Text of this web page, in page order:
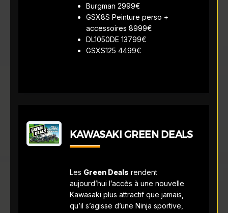
Burgman 2999€
GSX8S Peinture perso +
accessoires 8999€
DL1050DE 13799€
GSXS125 4499€
KAWASAKI GREEN DEALS
Les Green Deals rendent
aujourd’hui l’accès à une nouvelle
Kawasaki plus attractif que jamais,
qu’il s’agisse d’une Ninja sportive,